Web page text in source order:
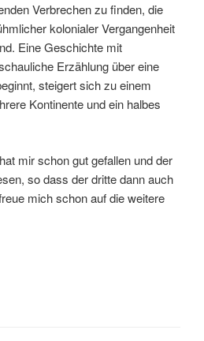
Verbrechen zu finden, die
kolonialer Vergangenheit
Eine Geschichte mit
Erzählung über eine
steigert sich zu einem
Kontinente und ein halbes
mir schon gut gefallen und der
so dass der dritte dann auch
mich schon auf die weitere